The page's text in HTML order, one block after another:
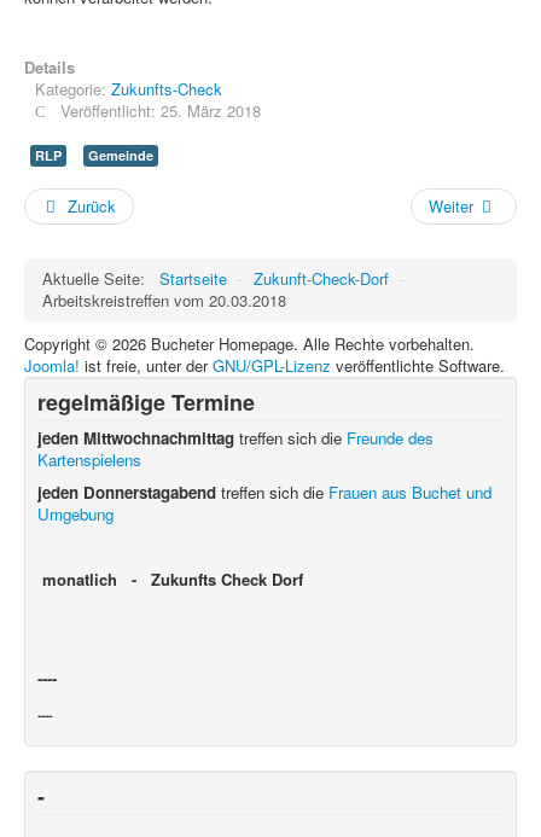
Details
Kategorie: Zukunfts-Check
Veröffentlicht: 25. März 2018
RLP Gemeinde
Zurück Weiter
Aktuelle Seite: Startseite - Zukunft-Check-Dorf -
Arbeitskreistreffen vom 20.03.2018
Copyright © 2026 Bucheter Homepage. Alle Rechte vorbehalten.
Joomla! ist freie, unter derGNU/GPL-Lizenz veröffentlichte Software.
regelmäßige Termine
jeden Mittwochnachmittag treffen sich die Freunde des
Kartenspielens
jeden Donnerstagabend treffen sich die Frauen aus Buchet und
Umgebung
monatlich - Zukunfts Check Dorf
----
----
-